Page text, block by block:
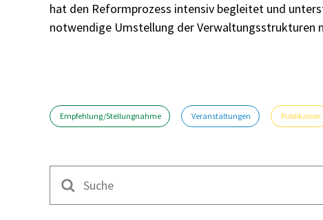
hat den Reformprozess intensiv begleitet und
notwendige Umstellung der Verwaltungsstrukturen
Empfehlung/Stellungnahme Veranstaltungen Publikation
Suche